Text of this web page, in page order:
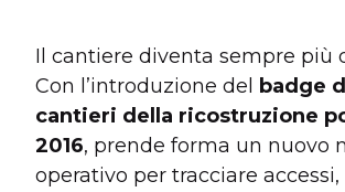
Il cantiere diventa sempre più
Con l’introduzione del
badge
cantieri della ricostruzione
2016, prende forma un nuovo
operativo per tracciare